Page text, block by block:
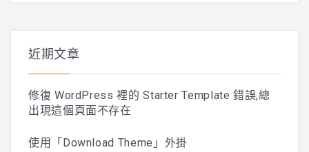
近期文章
修復 WordPress 裡的 Starter Template 錯誤,總
出現這個頁面不存在
使用「Download Theme」外掛